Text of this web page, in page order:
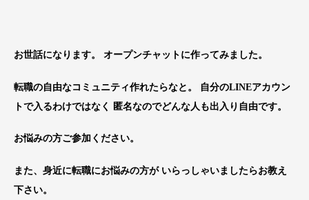
お世話になります。 オープンチャットに作ってみました。
転職の自由なコミュニティ作れたらなと。 自分のLINEアカウン
トで入るわけではなく 匿名なのでどんな人も出入り自由です。
お悩みの方ご参加ください。
また、身近に転職にお悩みの方が いらっしゃいましたらお教え
下さい。